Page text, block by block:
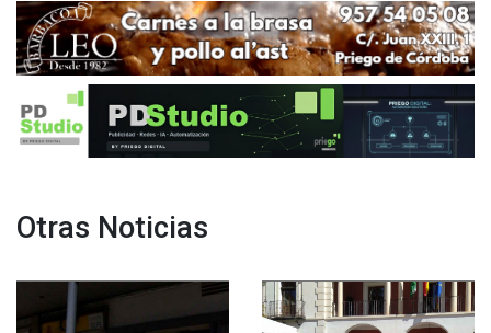
Otras Noticias